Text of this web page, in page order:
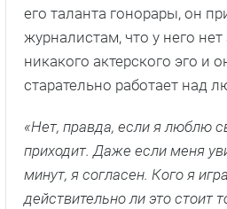
его таланта гонорары, он
журналистам, что у него
никакого актерского эго и
старательно работает над
«Нет, правда, если я люблю
приходит. Даже если меня
минут, я согласен. Кого я
действительно ли это стоит